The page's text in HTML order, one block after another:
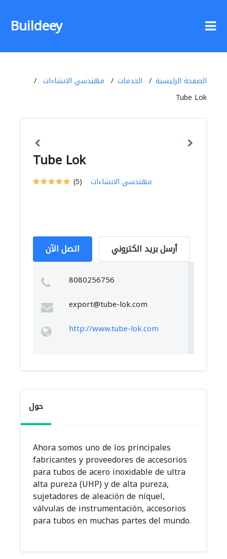
Buildeey
الصفحة الرئيسية الخدمات
مهندسي الانشاءات
Tube Lok
Tube Lok
(5) مهندسي الانشاءات
اتصل الآن أرسل بريد الكتروني
8080256756
export@tube-lok.com
http://www.tube-lok.com
حول
Ahora somos uno de los principales
fabricantes y proveedores de accesorios
para tubos de acero inoxidable de ultra
alta pureza (UHP) y de alta pureza,
sujetadores de aleación de níquel,
válvulas de instrumentación, accesorios
para tubos en muchas partes del mundo.